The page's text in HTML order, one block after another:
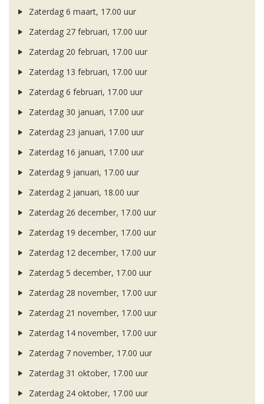
Zaterdag 6 maart, 17.00 uur
Zaterdag 27 februari, 17.00 uur
Zaterdag 20 februari, 17.00 uur
Zaterdag 13 februari, 17.00 uur
Zaterdag 6 februari, 17.00 uur
Zaterdag 30 januari, 17.00 uur
Zaterdag 23 januari, 17.00 uur
Zaterdag 16 januari, 17.00 uur
Zaterdag 9 januari, 17.00 uur
Zaterdag 2 januari, 18.00 uur
Zaterdag 26 december, 17.00 uur
Zaterdag 19 december, 17.00 uur
Zaterdag 12 december, 17.00 uur
Zaterdag 5 december, 17.00 uur
Zaterdag 28 november, 17.00 uur
Zaterdag 21 november, 17.00 uur
Zaterdag 14 november, 17.00 uur
Zaterdag 7 november, 17.00 uur
Zaterdag 31 oktober, 17.00 uur
Zaterdag 24 oktober, 17.00 uur